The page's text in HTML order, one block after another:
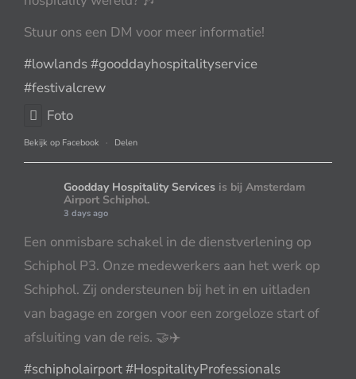
Stuur ons een DM voor meer informatie!
#lowlands#gooddayhospitalityservice
#festivalcrew
Foto
Bekijk op Facebook · Delen
Goodday Hospitality Services is bij Amsterdam
Airport Schiphol.
3 days ago
Een onmisbare schakel in de dienstverlening op
Schiphol P3. Onze medewerkers aan het werk op
Schiphol. Zij ondersteunen bij het in en uitladen
van bagage en zorgen voor een zorgeloze start of
afsluiting van de reis. 🤝✈️
#schipholairport#HospitalityProfessionals